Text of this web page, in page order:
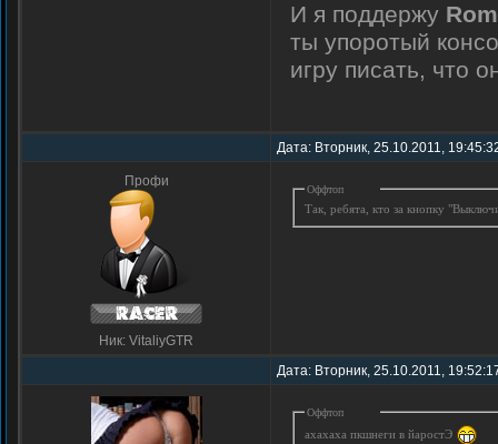
И я поддержу
ты упоротый
игру писать, что
Дата: Вторник, 25.10.2011,
Профи
Ник: VitaliyGTR
Оффтоп
Так, ребята, кто за кнопку
Дата: Вторник, 25.10.2011,
Оффтоп
ахахаха пкшнеги в йаростЭ